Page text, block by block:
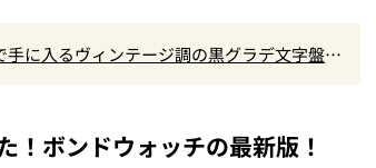
手に入るヴィンテージ調の黒グラデ文字盤が
！ボンドウォッチの最新版！